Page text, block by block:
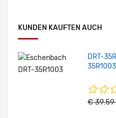
KUNDEN KAUFTEN AUCH
DRT-
35R1003
€ 39.59